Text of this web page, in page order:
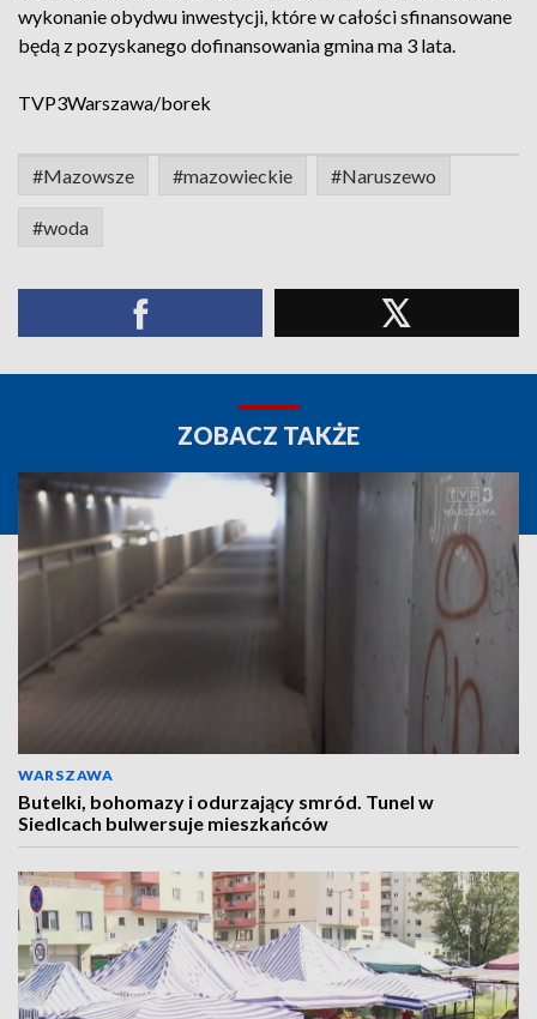
wykonanie obydwu inwestycji, które w całości sfinansowane
będą z pozyskanego dofinansowania gmina ma 3 lata.
TVP3Warszawa/borek
#Mazowsze #mazowieckie #Naruszewo
#woda
ZOBACZ TAKŻE
WARSZAWA
Butelki, bohomazy i odurzający smród. Tunel w
Siedlcach bulwersuje mieszkańców